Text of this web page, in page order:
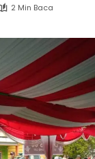
2 Min Baca